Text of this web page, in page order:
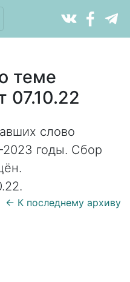
теме
07.10.22
слово
годы. Сбор
← К последнему архиву